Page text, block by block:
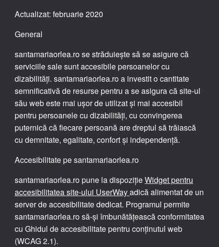
Actualizat: februarie 2020
General
santamariaorlea.ro se străduiește să se asigure că
serviciile sale sunt accesibile persoanelor cu
dizabilități. santamariaorlea.ro a investit o cantitate
semnificativă de resurse pentru a se asigura că site-ul
său web este mai ușor de utilizat și mai accesibil
pentru persoanele cu dizabilități, cu convingerea
puternică că fiecare persoană are dreptul să trăiască
cu demnitate, egalitate, confort și independență.
Accesibilitate pe santamariaorlea.ro
santamariaorlea.ro pune la dispozițieWidget pentru
accesibilitatea site-ului UserWayadică alimentat de un
server de accesibilitate dedicat. Programul permite
santamariaorlea.ro să-și îmbunătățească conformitatea
cu Ghidul de accesibilitate pentru conținutul web
(WCAG 2.1).